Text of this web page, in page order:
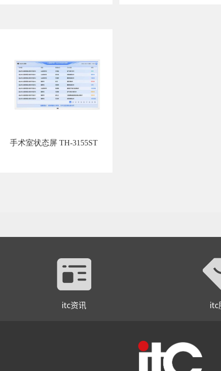
手术室状态屏 TH-3155ST
itc资讯 itc